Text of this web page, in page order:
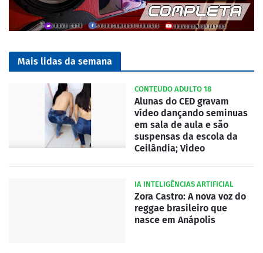
Mais lidas da semana
CONTEUDO ADULTO 18
Alunas do CED gravam
vídeo dançando seminuas
em sala de aula e são
suspensas da escola da
Ceilândia; Video
IA INTELIGÊNCIAS ARTIFICIAL
Zora Castro: A nova voz do
reggae brasileiro que
nasce em Anápolis